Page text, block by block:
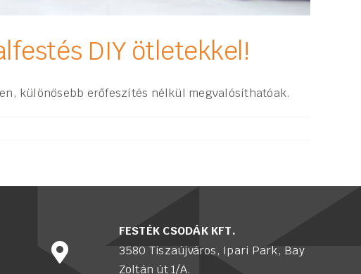
DIY ötletekkel!
különösebb erőfeszítés nélkül megvalósíthatóak.
FESTÉK CSODÁK KFT.
3580 Tiszaújváros, Ipari Park, Bay
Zoltán út 1/A.